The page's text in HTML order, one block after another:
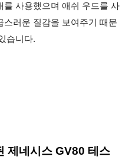
를 사용했으며 애쉬 우드를 사
스러운 질감을 보여주기 때문
습니다.
제네시스 GV80 테스